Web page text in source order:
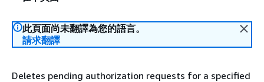
此頁面尚未翻譯為您的語言。
請求翻譯
Deletes pending authorization requests for a specified